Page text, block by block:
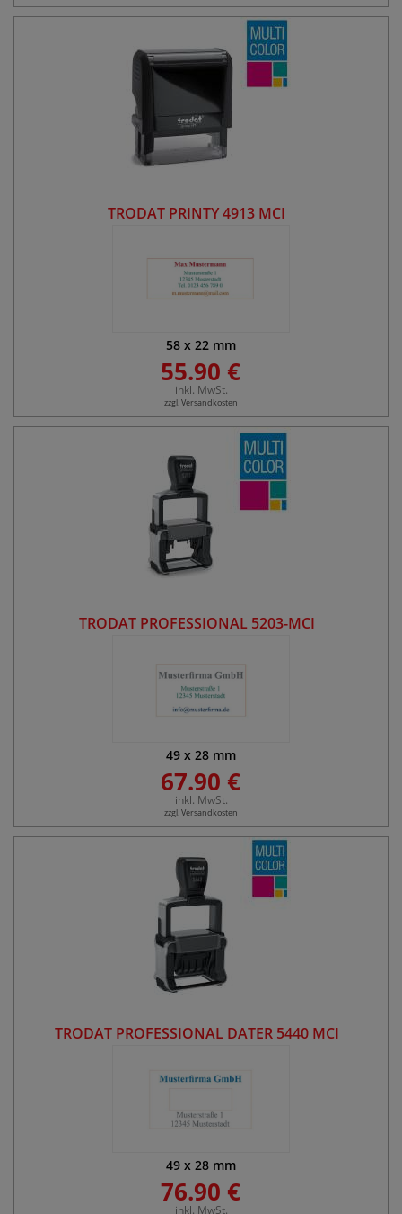
TRODAT PRINTY 4913 MCI
58 x 22 mm
55.90 €
inkl. MwSt.
zzgl. Versandkosten
TRODAT PROFESSIONAL 5203-MCI
49 x 28 mm
67.90 €
inkl. MwSt.
zzgl. Versandkosten
TRODAT PROFESSIONAL DATER 5440 MCI
49 x 28 mm
76.90 €
inkl. MwSt.